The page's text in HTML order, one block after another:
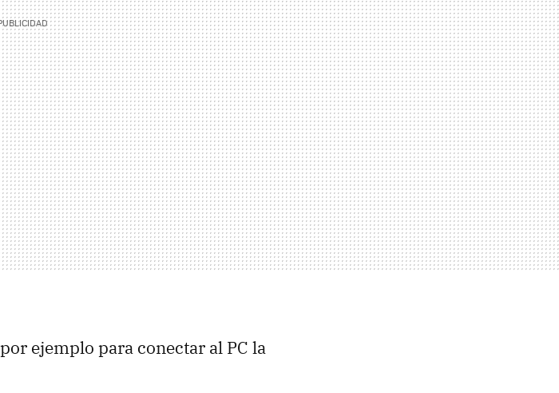
ejemplo para conectar al PC la